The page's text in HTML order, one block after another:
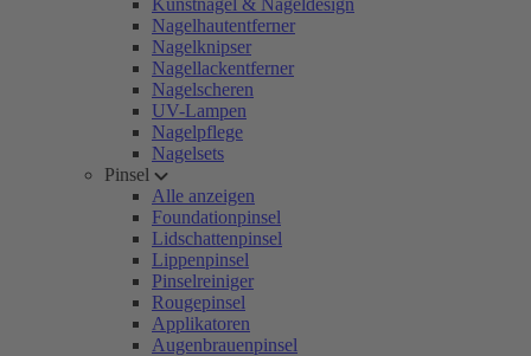
Kunstnägel & Nageldesign
Nagelhautentferner
Nagelknipser
Nagellackentferner
Nagelscheren
UV-Lampen
Nagelpflege
Nagelsets
Pinsel
Alle anzeigen
Foundationpinsel
Lidschattenpinsel
Lippenpinsel
Pinselreiniger
Rougepinsel
Applikatoren
Augenbrauenpinsel